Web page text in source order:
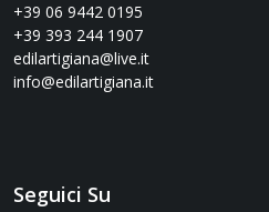
+39 06 9442 0195
+39 393 244 1907
edilartigiana@live.it
info@edilartigiana.it
Seguici Su